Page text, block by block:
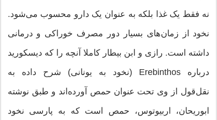
نه فقط یک غذا بلکه به عنوان یک دارو محسوب می‌شود.
نخود از زمان‌های بسیار دور مصرف خوراکی و درمانی
داشته است. رازی و ابن بیطار کاملا آنچه را که دیسکورید
درباره Erebinthos (نخود به یونانی) شرح داده به
نقل‌قول از وی تحت عنوان حمص آورده‌اند و طبق نوشته
ابوریحان، اربیوتوس، حمص است که به پارسی نخود